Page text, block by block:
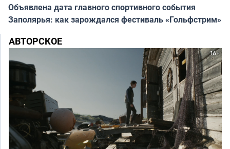
Объявлена дата главного спортивного события
Заполярья: как зарождался фестиваль «Гольфстрим»
АВТОРСКОЕ